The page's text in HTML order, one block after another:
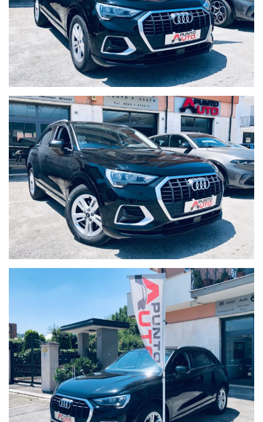
I 86170 Isernia
Web www.puntoautosrl.net
Scrivi: info@puntoautosrl.net